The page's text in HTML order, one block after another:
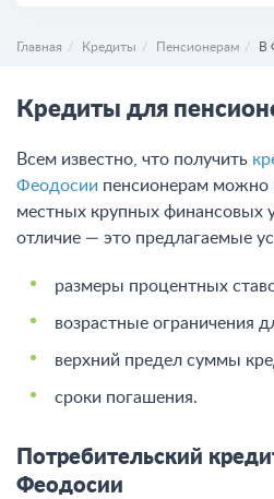
Главная Кредиты Пенсионерам В
Кредиты для
Всем известно, что получить
Феодосии пенсионерам можно
местных крупных финансовых
отличие — это предлагаемые
размеры процентных
возрастные ограничения
верхний предел суммы
сроки погашения.
Потребительский
Феодосии